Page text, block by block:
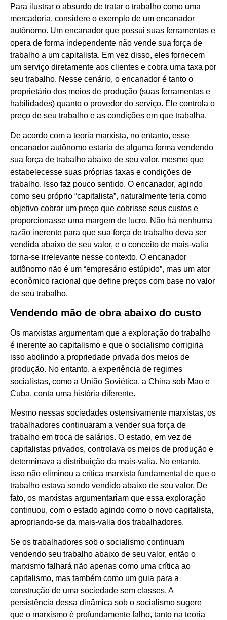
Para ilustrar o absurdo de tratar o trabalho como uma
mercadoria, considere o exemplo de um encanador
autônomo. Um encanador que possui suas ferramentas e
opera de forma independente não vende sua força de
trabalho a um capitalista. Em vez disso, eles fornecem
um serviço diretamente aos clientes e cobra uma taxa por
seu trabalho. Nesse cenário, o encanador é tanto o
proprietário dos meios de produção (suas ferramentas e
habilidades) quanto o provedor do serviço. Ele controla o
preço de seu trabalho e as condições em que trabalha.
De acordo com a teoria marxista, no entanto, esse
encanador autônomo estaria de alguma forma vendendo
sua força de trabalho abaixo de seu valor, mesmo que
estabelecesse suas próprias taxas e condições de
trabalho. Isso faz pouco sentido. O encanador, agindo
como seu próprio “capitalista”, naturalmente teria como
objetivo cobrar um preço que cobrisse seus custos e
proporcionasse uma margem de lucro. Não há nenhuma
razão inerente para que sua força de trabalho deva ser
vendida abaixo de seu valor, e o conceito de mais-valia
torna-se irrelevante nesse contexto. O encanador
autônomo não é um “empresário estúpido”, mas um ator
econômico racional que define preços com base no valor
de seu trabalho.
Vendendo mão de obra abaixo do custo
Os marxistas argumentam que a exploração do trabalho
é inerente ao capitalismo e que o socialismo corrigiria
isso abolindo a propriedade privada dos meios de
produção. No entanto, a experiência de regimes
socialistas, como a União Soviética, a China sob Mao e
Cuba, conta uma história diferente.
Mesmo nessas sociedades ostensivamente marxistas, os
trabalhadores continuaram a vender sua força de
trabalho em troca de salários. O estado, em vez de
capitalistas privados, controlava os meios de produção e
determinava a distribuição da mais-valia. No entanto,
isso não eliminou a crítica marxista fundamental de que o
trabalho estava sendo vendido abaixo de seu valor. De
fato, os marxistas argumentariam que essa exploração
continuou, com o estado agindo como o novo capitalista,
apropriando-se da mais-valia dos trabalhadores.
Se os trabalhadores sob o socialismo continuam
vendendo seu trabalho abaixo de seu valor, então o
marxismo falhará não apenas como uma crítica ao
capitalismo, mas também como um guia para a
construção de uma sociedade sem classes. A
persistência dessa dinâmica sob o socialismo sugere
que o marxismo é profundamente falho, tanto na teoria